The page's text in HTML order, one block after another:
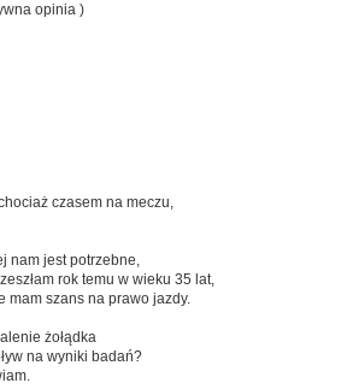
opinia )
czasem na meczu,
nam jest potrzebne,
rok temu w wieku 35 lat,
mam szans na prawo jazdy.
żołądka
na wyniki badań?